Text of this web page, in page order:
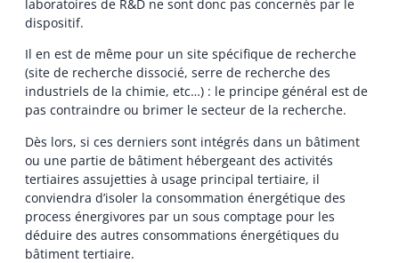
laboratoires de R&D ne sont donc pas concernés par le
dispositif.
Il en est de même pour un site spécifique de recherche
(site de recherche dissocié, serre de recherche des
industriels de la chimie, etc…) : le principe général est de
pas contraindre ou brimer le secteur de la recherche.
Dès lors, si ces derniers sont intégrés dans un bâtiment
ou une partie de bâtiment hébergeant des activités
tertiaires assujetties à usage principal tertiaire, il
conviendra d’isoler la consommation énergétique des
process énergivores par un sous comptage pour les
déduire des autres consommations énergétiques du
bâtiment tertiaire.